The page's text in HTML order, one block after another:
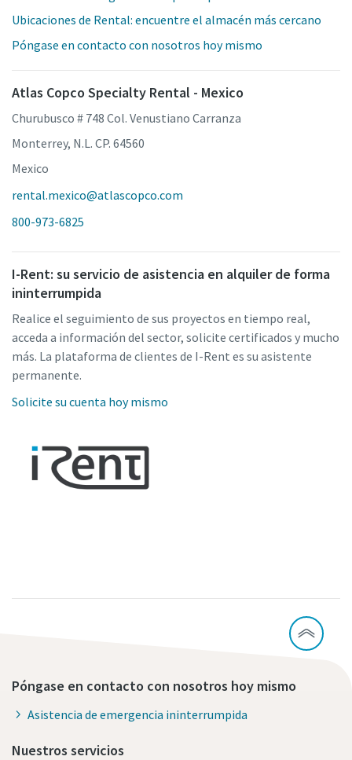
Ubicaciones de Rental: encuentre el almacén más cercano
Póngase en contacto con nosotros hoy mismo
Atlas Copco Specialty Rental - Mexico
Churubusco # 748 Col. Venustiano Carranza
Monterrey, N.L. CP. 64560
Mexico
rental.mexico@atlascopco.com
800-973-6825
I-Rent: su servicio de asistencia en alquiler de forma
ininterrumpida
Realice el seguimiento de sus proyectos en tiempo real,
acceda a información del sector, solicite certificados y mucho
más. La plataforma de clientes de I-Rent es su asistente
permanente.
Solicite su cuenta hoy mismo
Póngase en contacto con nosotros hoy mismo
Asistencia de emergencia ininterrumpida
Nuestros servicios